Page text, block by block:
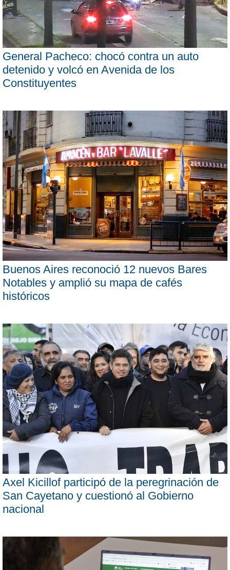
General Pacheco: chocó contra un auto
detenido y volcó en Avenida de los
Constituyentes
Buenos Aires reconoció 12 nuevos Bares
Notables y amplió su mapa de cafés
históricos
Axel Kicillof participó de la peregrinación de
San Cayetano y cuestionó al Gobierno
nacional